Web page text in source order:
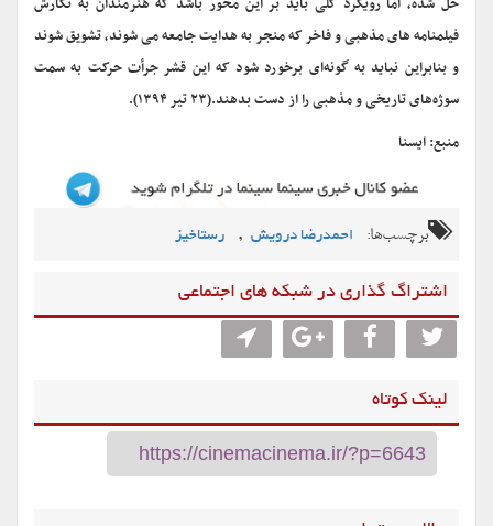
فیلمنامه های مذهبی و فاخر که منجر به هدایت جامعه می شوند، تشویق شوند
و بنابراین نباید به گونه‌ای برخورد شود که این قشر جرأت حرکت به سمت
سوژه‌های تاریخی و مذهبی را از دست بدهند.(۲۳ تیر ۱۳۹۴).
منبع: ایسنا
برچسب‌ها: احمدرضا درویش , رستاخیز
اشتراگ گذاری در شبکه های اجتماعی
لینک کوتاه